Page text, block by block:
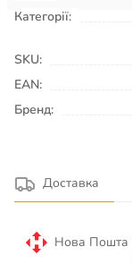
Категорії:
SKU:
EAN:
Бренд:
Доставка
Нова Пошта